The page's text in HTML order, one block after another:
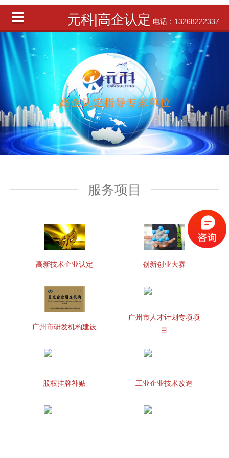
元科|高企认定 电话：13268222337
服务项目
高新技术企业认定 创新创业大赛
广州市研发机构建设
广州市人才计划专项项
目
股权挂牌补贴 工业企业技术改造